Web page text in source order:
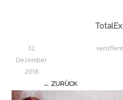
TotalEx
12.
Dezember
2018
← ZURÜCK